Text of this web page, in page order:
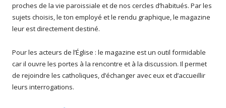
proches de la vie paroissiale et de nos cercles d’habitués. Par les
sujets choisis, le ton employé et le rendu graphique, le magazine
leur est directement destiné.
Pour les acteurs de l’Église : le magazine est un outil formidable
car il ouvre les portes à la rencontre et à la discussion. Il permet
de rejoindre les catholiques, d’échanger avec eux et d’accueillir
leurs interrogations.